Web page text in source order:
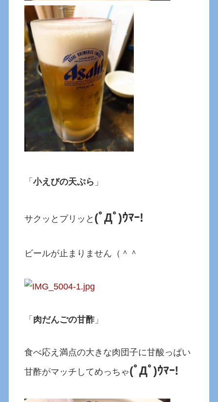
「小えびの天ぷら 」
サクッとプリッと (ﾟДﾟ)ｳﾏｰ!
ビールが止まりません（＾＾
「 肉だんごの甘酢」
食べ応え満点の大きな肉団子に甘酸っぱい
甘酢がマッチしてめっちゃ(ﾟДﾟ)ｳﾏｰ!